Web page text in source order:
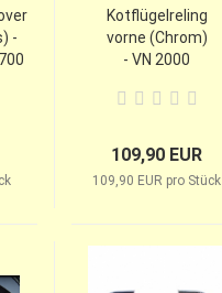
-
Kotflügelreling
vorne (Chrom)
- VN 2000
109,90 EUR
109,90 EUR pro Stück